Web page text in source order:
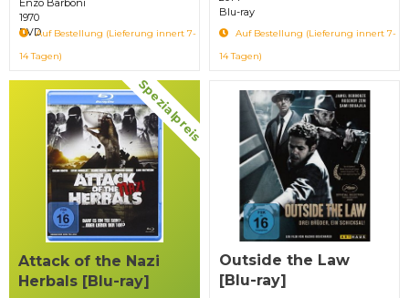
Enzo Barboni
1970
DVDAuf Bestellung (Lieferung innert 7-
14 Tagen)
Blu-ray
Auf Bestellung (Lieferung innert 7-
14 Tagen)
Spezialpreis
Attack of the Nazi
Herbals [Blu-ray]
Outside the Law
[Blu-ray]